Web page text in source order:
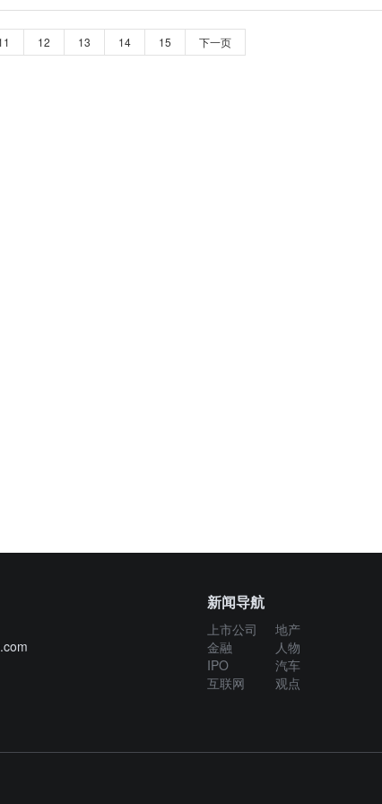
12 13 14 15 下一页
新闻导航
上市公司
金融
IPO
互联网
地产
人物
汽车
观点